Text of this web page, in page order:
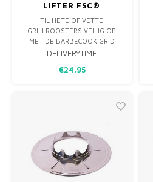
LIFTER FSC®
TIL HETE OF VETTE
GRILLROOSTERS VEILIG OP
MET DE BARBECOOK GRID
LIFTER. RVS MET FSC®
STEVIGE GRIP. PRAKTISCH,
DELIVERYTIME
€24,95